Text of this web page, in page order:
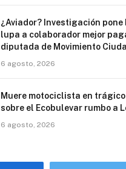
¿Aviador? Investigación pone
lupa a colaborador mejor
diputada de Movimiento
6 agosto, 2026
Muere motociclista en
sobre el Ecobulevar rumbo a
6 agosto, 2026